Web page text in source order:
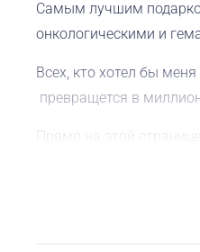
Самым лучшим
онкологическими и
Всех, кто хотел бы
превращется в
Прямо на этой